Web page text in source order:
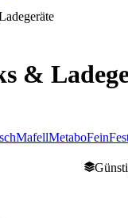
&
MafellMetaboFein